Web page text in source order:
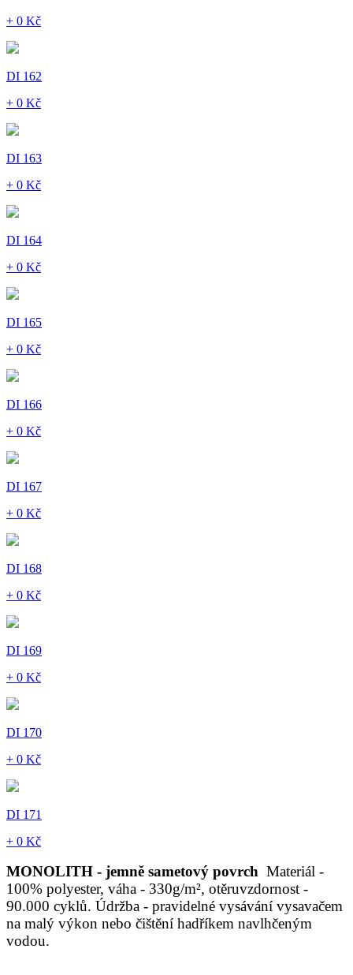
+ 0 Kč
DI 162
+ 0 Kč
DI 163
+ 0 Kč
DI 164
+ 0 Kč
DI 165
+ 0 Kč
DI 166
+ 0 Kč
DI 167
+ 0 Kč
DI 168
+ 0 Kč
DI 169
+ 0 Kč
DI 170
+ 0 Kč
DI 171
+ 0 Kč
MONOLITH - jemně sametový povrch Materiál -
100% polyester, váha - 330g/m², otěruvzdornost -
90.000 cyklů. Údržba - pravidelné vysávání vysavačem
na malý výkon nebo čištění hadříkem navlhčeným
vodou.